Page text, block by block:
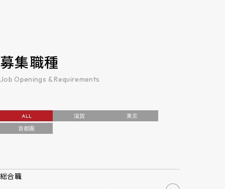
募集職種
Job Openings & Requirements
ALL 滋賀
東京
首都圏
総合職